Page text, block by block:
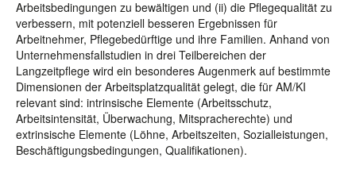
Arbeitsbedingungen zu bewältigen und (ii) die Pflegequalität zu
verbessern, mit potenziell besseren Ergebnissen für
Arbeitnehmer, Pflegebedürftige und ihre Familien. Anhand von
Unternehmensfallstudien in drei Teilbereichen der
Langzeitpflege wird ein besonderes Augenmerk auf bestimmte
Dimensionen der Arbeitsplatzqualität gelegt, die für AM/KI
relevant sind: intrinsische Elemente (Arbeitsschutz,
Arbeitsintensität, Überwachung, Mitspracherechte) und
extrinsische Elemente (Löhne, Arbeitszeiten, Sozialleistungen,
Beschäftigungsbedingungen, Qualifikationen).